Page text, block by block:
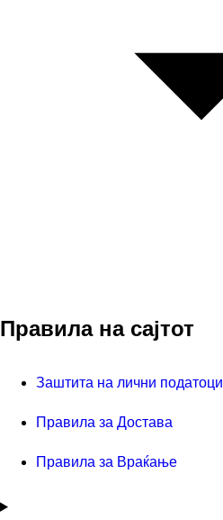
Правила на сајтот
Заштита на лични податоци
Правила за Достава
Правила за Враќање